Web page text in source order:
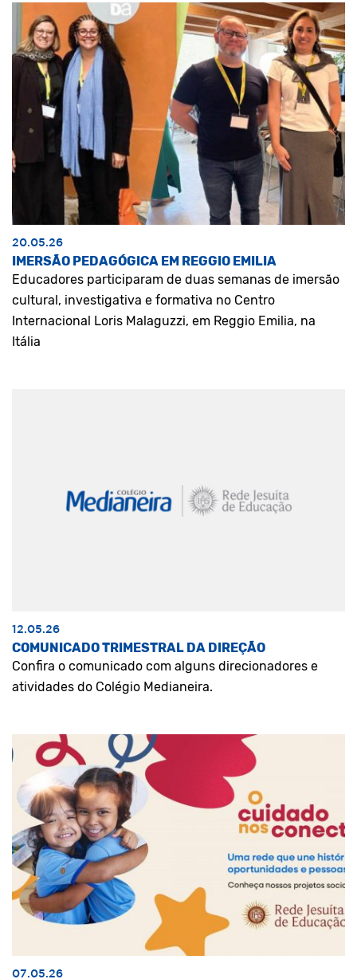
20.05.26
IMERSÃO PEDAGÓGICA EM REGGIO EMILIA
Educadores participaram de duas semanas de imersão
cultural, investigativa e formativa no Centro
Internacional Loris Malaguzzi, em Reggio Emilia, na
Itália
12.05.26
COMUNICADO TRIMESTRAL DA DIREÇÃO
Confira o comunicado com alguns direcionadores e
atividades do Colégio Medianeira.
07.05.26